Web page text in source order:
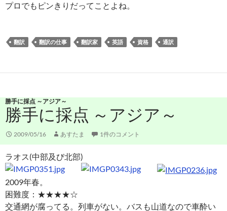
プロでもピンきりだってことよね。
翻訳 翻訳の仕事 翻訳家 英語 資格 通訳
勝手に採点 ～アジア～
勝手に採点 ～アジア～
2009/05/16 あすたま 1件のコメント
ラオス(中部及び北部)
2009年春。
困難度：★★★★☆
交通網が腐ってる。列車がない。バスも山道なので車酔い